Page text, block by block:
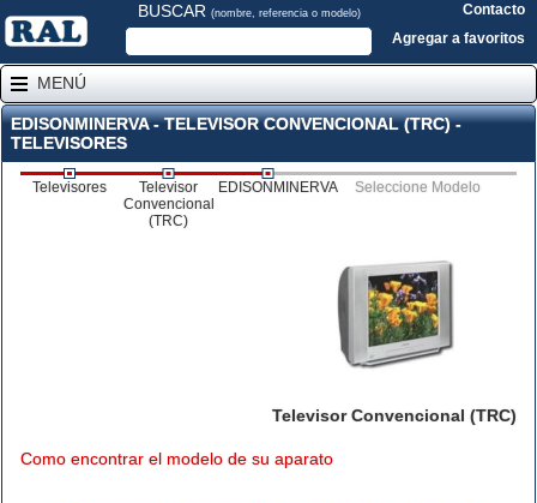
BUSCAR (nombre, referencia o modelo)
Contacto
Agregar a favoritos
MENÚ
EDISONMINERVA - TELEVISOR CONVENCIONAL (TRC) -
TELEVISORES
Televisores
Televisor
Convencional
(TRC)
EDISONMINERVA Seleccione Modelo
Televisor Convencional (TRC)
Como encontrar el modelo de su aparato